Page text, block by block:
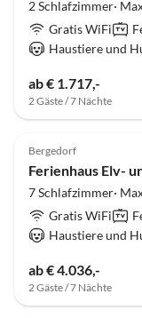
2 Schlafzimmer·
Gratis WiFi
Haustiere und
ab € 1.717,-
2 Gäste / 7 Nächte
4.8 (3)
Bergedorf
Ferienhaus Elv-
7 Schlafzimmer·
Gratis WiFi
Haustiere und
ab € 4.036,-
2 Gäste / 7 Nächte
5.0 (2)